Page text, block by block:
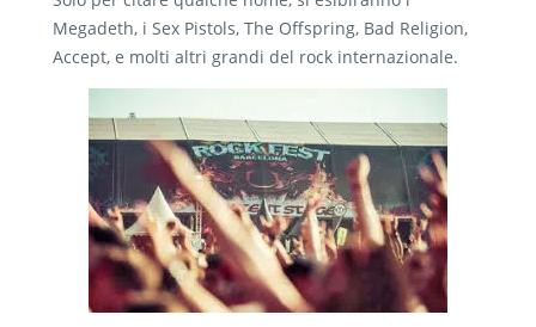
Megadeth, i Sex Pistols, The Offspring, Bad Religion,
Accept, e molti altri grandi del rock internazionale.